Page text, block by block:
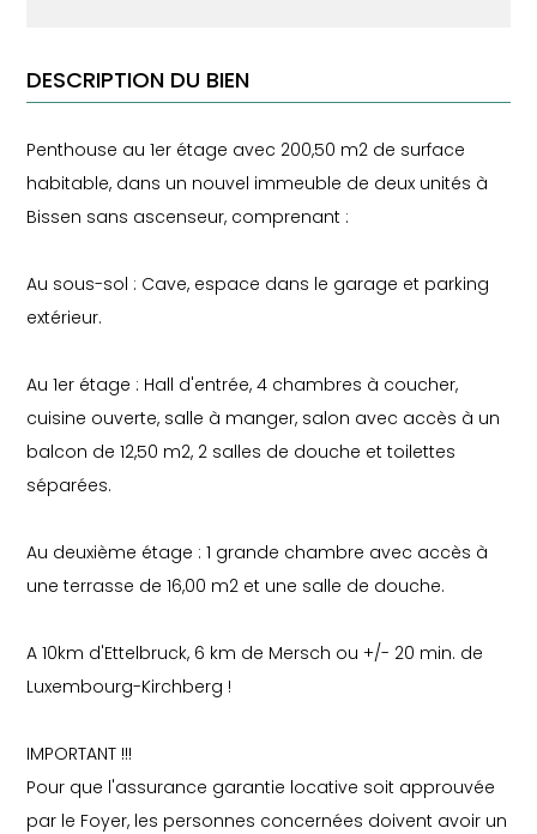
DESCRIPTION DU BIEN
Penthouse au 1er étage avec 200,50 m2 de surface
habitable, dans un nouvel immeuble de deux unités à
Bissen sans ascenseur, comprenant :
Au sous-sol : Cave, espace dans le garage et parking
extérieur.
Au 1er étage : Hall d'entrée, 4 chambres à coucher,
cuisine ouverte, salle à manger, salon avec accès à un
balcon de 12,50 m2, 2 salles de douche et toilettes
séparées.
Au deuxième étage : 1 grande chambre avec accès à
une terrasse de 16,00 m2 et une salle de douche.
A 10km d'Ettelbruck, 6 km de Mersch ou +/- 20 min. de
Luxembourg-Kirchberg !
IMPORTANT !!!
Pour que l'assurance garantie locative soit approuvée
par le Foyer, les personnes concernées doivent avoir un